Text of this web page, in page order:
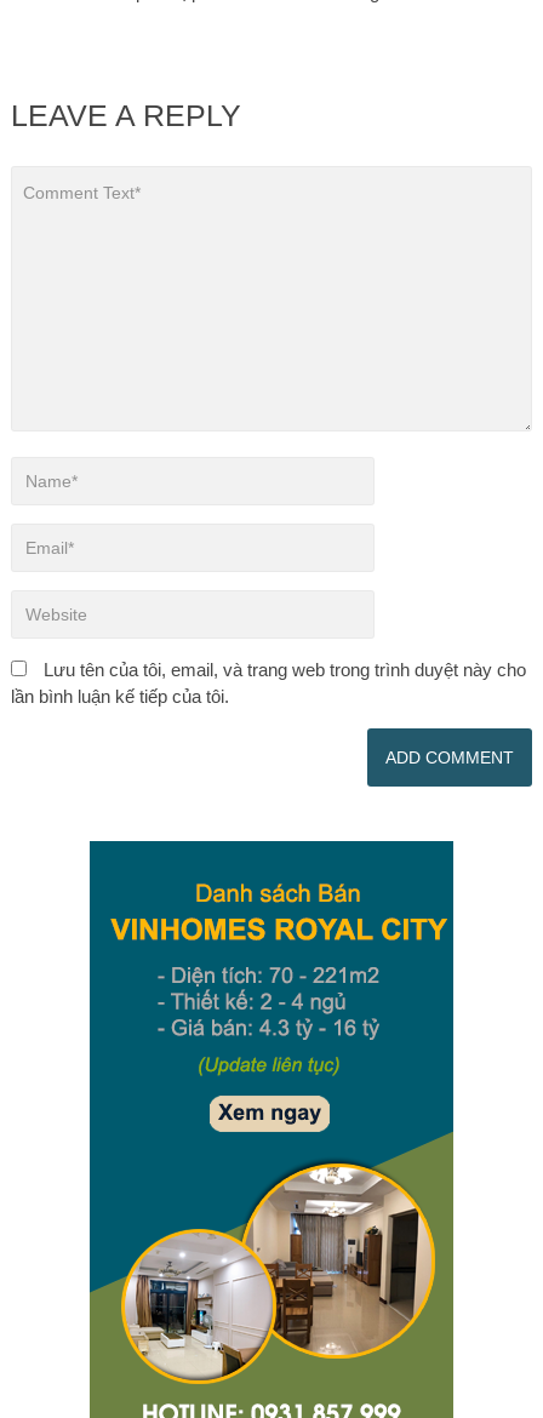
LEAVE A REPLY
Lưu tên của tôi, email, và trang web trong trình duyệt này cho
lần bình luận kế tiếp của tôi.